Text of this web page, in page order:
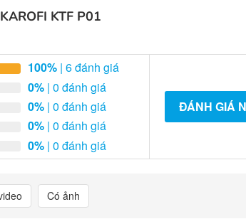
KTF P01
100% | 6 đánh giá
0% | 0 đánh giá
0% | 0 đánh giá
0% | 0 đánh giá
0% | 0 đánh giá
ĐÁNH GIÁ
Có ảnh